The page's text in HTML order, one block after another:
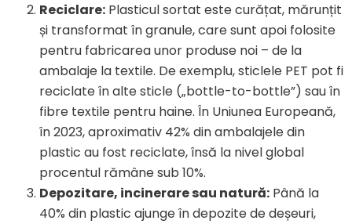
Reciclare: Plasticul sortat este curățat, mărunțit
și transformat în granule, care sunt apoi folosite
pentru fabricarea unor produse noi – de la
ambalaje la textile. De exemplu, sticlele PET pot fi
reciclate în alte sticle („bottle-to-bottle”) sau în
fibre textile pentru haine. În Uniunea Europeană,
în 2023, aproximativ 42% din ambalajele din
plastic au fost reciclate, însă la nivel global
procentul rămâne sub 10%.
Depozitare, incinerare sau natură: Până la
40% din plastic ajunge în depozite de deșeuri,